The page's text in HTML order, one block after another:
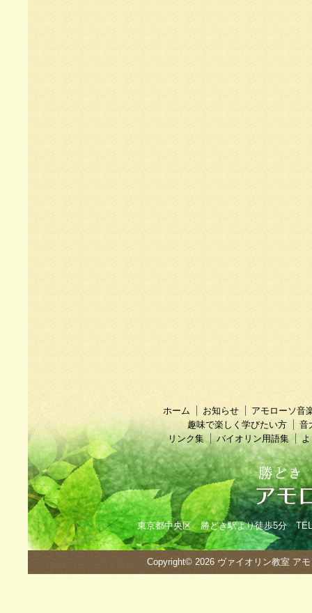
ホーム お知らせ
アモローソ音
趣味で楽しく学びたい方
音
リンク集
バイオリン用語集
東京都中央区 勝どき駅より徒歩5分
Copyright© 2026 ヴァイオリン教室 ア